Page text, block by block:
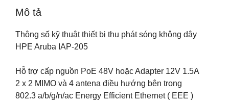
205
số
lượng
Mô tả
Thông số kỹ thuật thiết bị thu phát sóng không dây
HPE Aruba IAP-205
Hỗ trợ cấp nguồn PoE 48V hoặc Adapter 12V 1.5A
2 x 2 MIMO và 4 antena điều hướng bên trong
802.3 a/b/g/n/ac Energy Efficient Ethernet ( EEE )